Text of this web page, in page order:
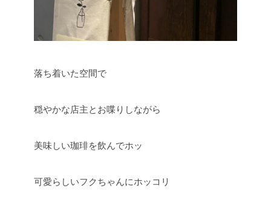
落ち着いた空間で
穏やかな店主とお喋りしながら
美味しい珈琲を飲んでホッ
可愛らしいフクちゃんにホッコリ